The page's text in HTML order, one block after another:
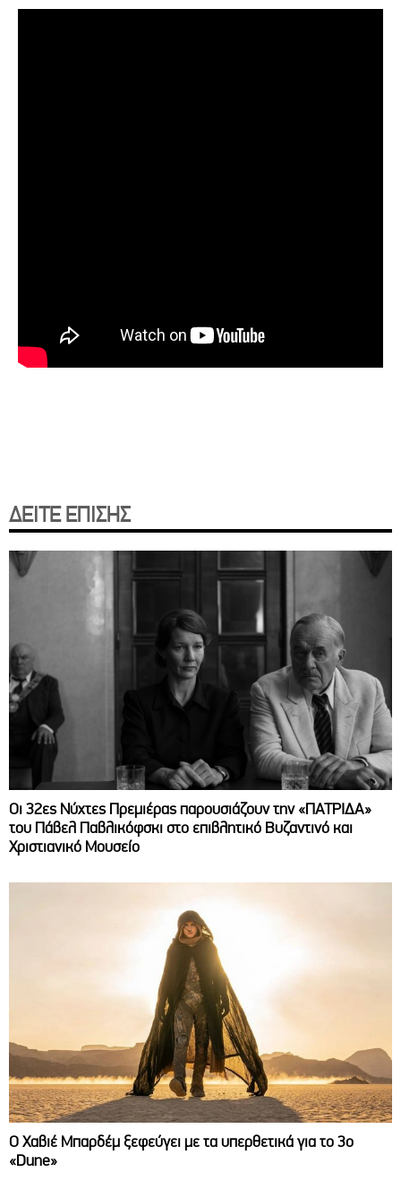
ΔΕΙΤΕ ΕΠΙΣΗΣ
Οι 32ες Νύχτες Πρεμιέρας παρουσιάζουν την «ΠΑΤΡΙΔΑ»
του Πάβελ Παβλικόφσκι στο επιβλητικό Βυζαντινό και
Χριστιανικό Μουσείο
O Χαβιέ Μπαρδέμ ξεφεύγει με τα υπερθετικά για το 3ο
«Dune»